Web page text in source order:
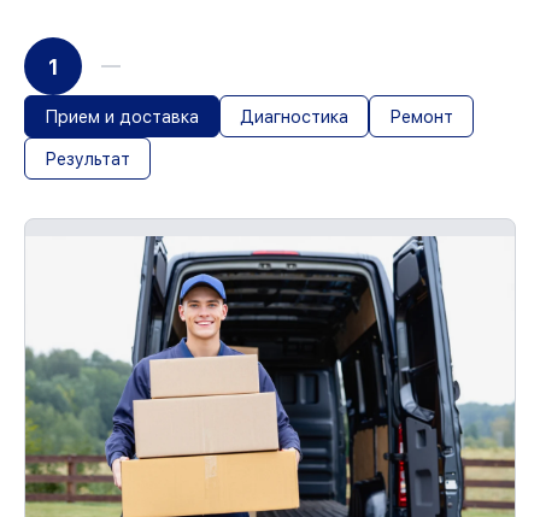
1
Прием и доставка Диагностика Ремонт
Результат